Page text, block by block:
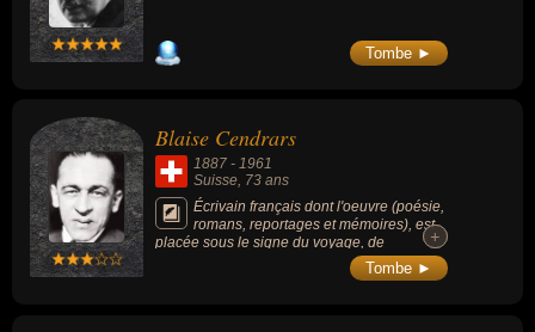
Tombe ►
Blaise Cendrars
1887 - 1961
Suisse, 73 ans
Écrivain français dont l'oeuvre (poésie,
romans, reportages et mémoires), est
placée sous le signe du voyage, de
l'aventure, de la découverte et de l'exaltation
du monde moderne où l'imaginaire se mêle
+
+
Tombe ►